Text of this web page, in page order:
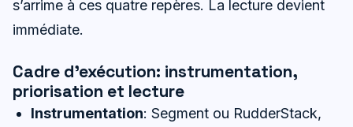
s’arrime à ces quatre repères. La lecture devient
immédiate.
Cadre d’exécution: instrumentation,
priorisation et lecture
Instrumentation: Segment ou RudderStack,